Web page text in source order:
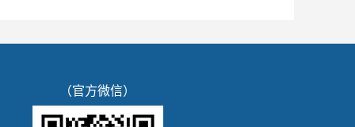
（官方微信）